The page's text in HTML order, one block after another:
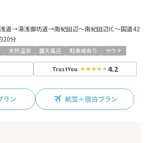
道→湯浅御坊道→南紀田辺～南紀田辺IC～国道42
20分
天然温泉 露天風呂 駐車場有り サウナ
TrustYou 4.2
ラン 航空＋宿泊プラン